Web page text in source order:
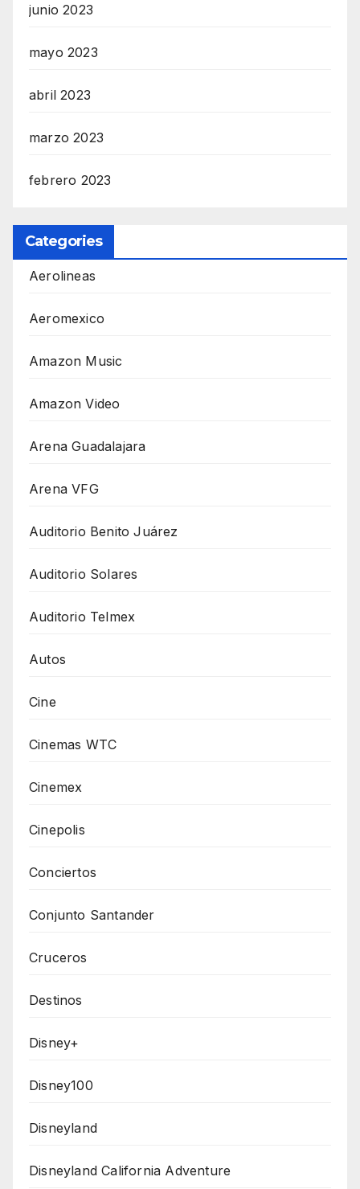
junio 2023
mayo 2023
abril 2023
marzo 2023
febrero 2023
Categories
Aerolineas
Aeromexico
Amazon Music
Amazon Video
Arena Guadalajara
Arena VFG
Auditorio Benito Juárez
Auditorio Solares
Auditorio Telmex
Autos
Cine
Cinemas WTC
Cinemex
Cinepolis
Conciertos
Conjunto Santander
Cruceros
Destinos
Disney+
Disney100
Disneyland
Disneyland California Adventure